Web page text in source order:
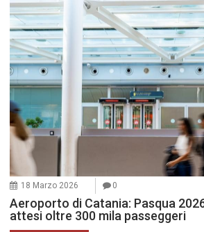
18 Marzo 2026 0
Aeroporto di Catania: Pasqua
attesi oltre 300 mila passeggeri